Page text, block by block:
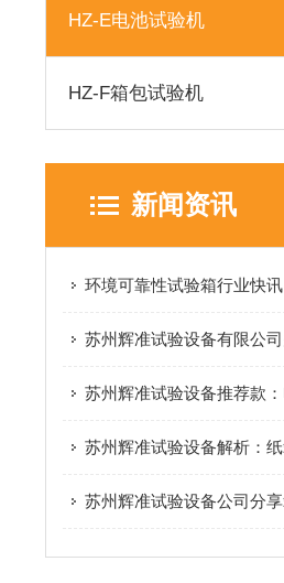
HZ-E电池试验机
HZ-F箱包试验机
新闻资讯
环境可靠性试验箱行业快讯